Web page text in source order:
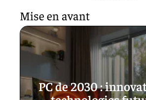
Mise en avant
PC de 2030 :